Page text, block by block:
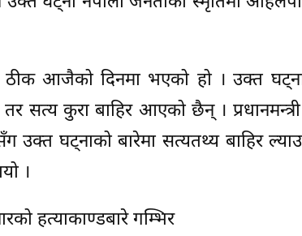
ठीक आजैको दिनमा भएको हो । उक्त
तर सत्य कुरा बाहिर आएको छैन् ।
उक्त घट्नाको बारेमा सत्यतथ्य बाहिर
।
हत्याकाण्डबारे गम्भिर